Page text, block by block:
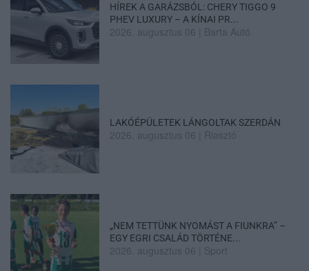
HÍREK A GARÁZSBÓL: CHERY TIGGO 9
PHEV LUXURY – A KÍNAI PR...
2026. augusztus 06 Barta Autó
LAKÓÉPÜLETEK LÁNGOLTAK SZERDÁN
2026. augusztus 06 Riasztó
„NEM TETTÜNK NYOMÁST A FIUNKRA” –
EGY EGRI CSALÁD TÖRTÉNE...
2026. augusztus 06 Sport